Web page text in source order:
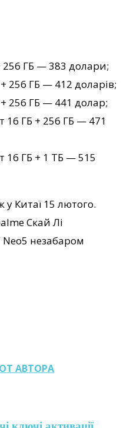
256 ГБ — 383 долари;
256 ГБ — 412 доларів;
256 ГБ — 441 долар;
16 ГБ + 256 ГБ — 471
16 ГБ + 1 ТБ — 515
Китаї 15 лютого.
Скай Лі
незабаром
АВТОРА